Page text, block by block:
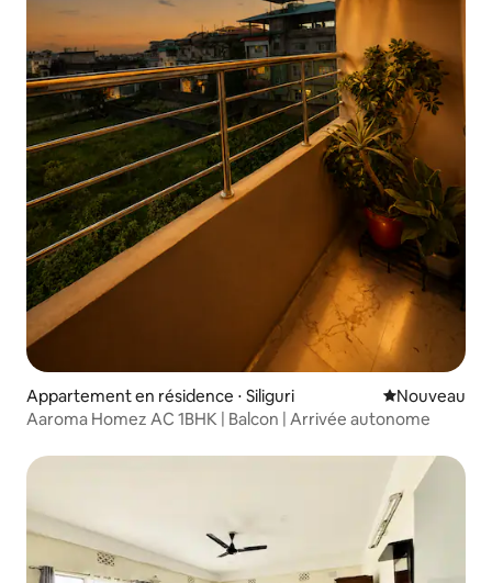
Appartement en résidence ⋅ Siliguri Nouvel
Nouveau
Aaroma Homez AC 1BHK | Balcon | Arrivée autonome